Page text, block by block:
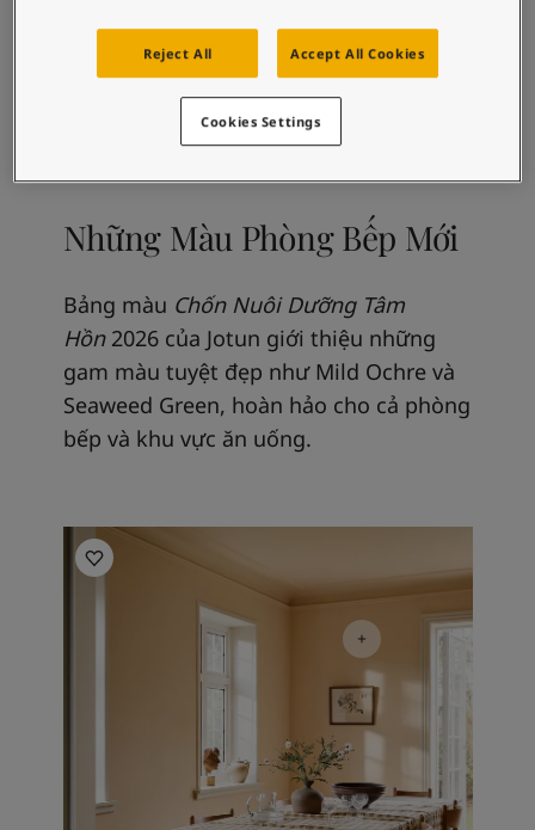
Những Màu Phòng Bếp Mới
Bảng màu Chốn Nuôi Dưỡng Tâm
Hồn2026 của Jotun giới thiệu những
gam màu tuyệt đẹp như Mild Ochre và
Seaweed Green, hoàn hảo cho cả phòng
bếp và khu vực ăn uống.
Kitchen Inspiration
Reject All Accept All Cookies
Cookies Settings